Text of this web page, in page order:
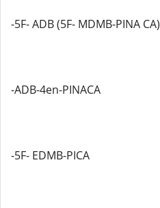
-5F- ADB (5F- MDMB-PINA CA)
-ADB-4en-PINACA
-5F- EDMB-PICA